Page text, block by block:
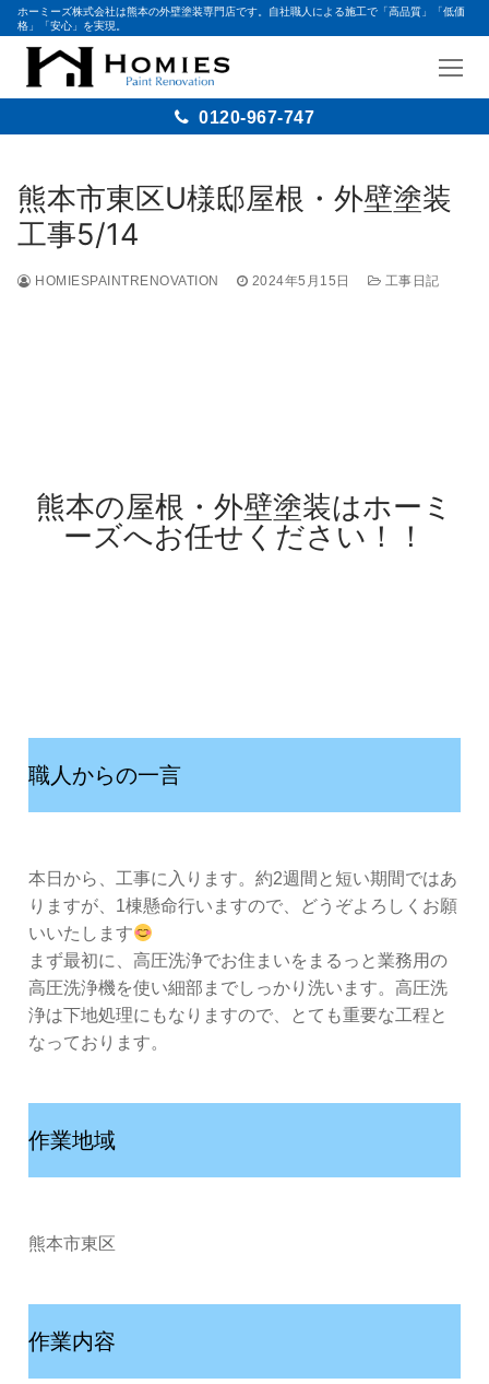
ホーミーズ株式会社は熊本の外壁塗装専門店です。自社職人による施工で「高品質」「低価
格」「安心」を実現。
0120-967-747
熊本市東区U様邸屋根・外壁塗装
工事5/14
HOMIESPAINTRENOVATION 2024年5月15日 工事日記
熊本の屋根・外壁塗装はホーミ
ーズへお任せください！！
職人からの一言
本日から、工事に入ります。約2週間と短い期間ではあ
りますが、1棟懸命行いますので、どうぞよろしくお願
いいたします
まず最初に、高圧洗浄でお住まいをまるっと業務用の
高圧洗浄機を使い細部までしっかり洗います。高圧洗
浄は下地処理にもなりますので、とても重要な工程と
なっております。
作業地域
熊本市東区
作業内容